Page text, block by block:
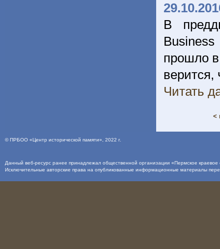
В
прошло
Читать
<
©ПРБОО «Центр исторической памяти» , 2022 г.
Данный веб-ресурс ранее принадлежал общественной организации «Пермское
Исключительные авторские права на опубликованные информационные материалы